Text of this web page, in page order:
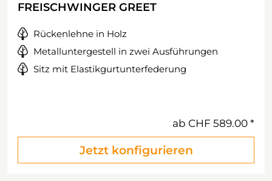
FREISCHWINGER GREET
Rückenlehne in Holz
Metalluntergestell in zwei Ausführungen
Sitz mit Elastikgurtunterfederung
ab CHF 589.00
Jetzt konfigurieren